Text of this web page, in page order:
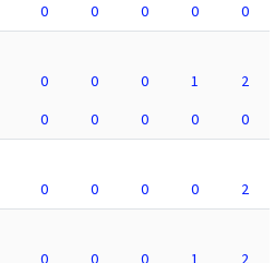
0 0 0 0
0
0 0 0 1
2
0 0 0 0
0
0 0 0 0
2
0 0 0 1
2